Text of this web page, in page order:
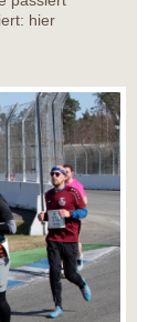
hier